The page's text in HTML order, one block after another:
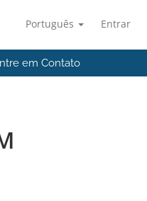
Português Entrar
em Contato